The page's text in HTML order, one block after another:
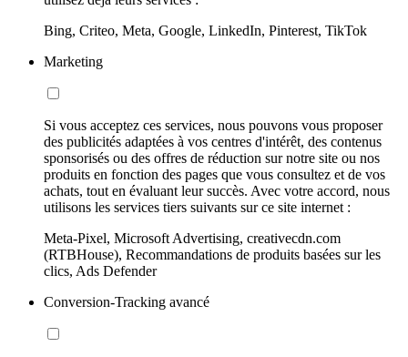
Bing, Criteo, Meta, Google, LinkedIn, Pinterest, TikTok
Marketing
Si vous acceptez ces services, nous pouvons vous proposer
des publicités adaptées à vos centres d'intérêt, des contenus
sponsorisés ou des offres de réduction sur notre site ou nos
produits en fonction des pages que vous consultez et de vos
achats, tout en évaluant leur succès. Avec votre accord, nous
utilisons les services tiers suivants sur ce site internet :
Meta-Pixel, Microsoft Advertising, creativecdn.com
(RTBHouse), Recommandations de produits basées sur les
clics, Ads Defender
Conversion-Tracking avancé